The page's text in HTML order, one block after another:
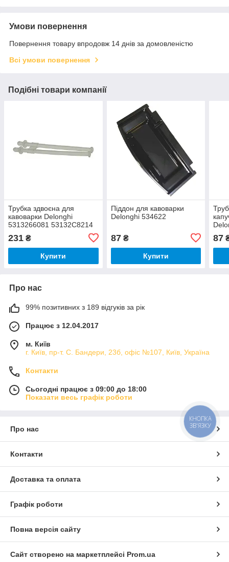
Умови повернення
Повернення товару впродовж 14 днів за домовленістю
Всі умови повернення
Подібні товари компанії
Трубка здвоєна для
кавоварки Delonghi
5313266081 53132C8214
231 ₴
Купити
Піддон для кавоварки
Delonghi 534622
87₴
Купити
87
Про нас
99% позитивних з 189 відгуків за рік
Працює з 12.04.2017
м. Київ
г. Київ, пр-т. С. Бандери, 23б, офіс №107, Київ, Україна
Контакти
Сьогодні працює з 09:00 до 18:00
Показати весь графік роботи
Про нас
Контакти
Доставка та оплата
Графік роботи
Повна версія сайту
Сайт створено на маркетплейсі Prom.ua
КНОПКА
ЗВ'ЯЗКУ